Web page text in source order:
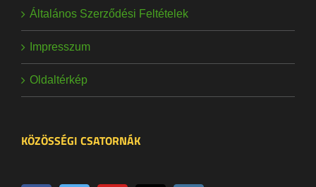
Általános Szerződési Feltételek
Impresszum
Oldaltérkép
KÖZÖSSÉGI CSATORNÁK